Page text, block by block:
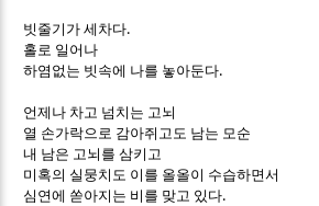
빗줄기가 세차다.
홀로 일어나
하염없는 빗속에 나를 놓아둔다.
언제나 차고 넘치는 고뇌
열 손가락으로 감아쥐고도 남는 모순
내 남은 고뇌를 삼키고
미혹의 실뭉치도 이를 올올이 수습하면서
심연에 쏟아지는 비를 맞고 있다.
Sketchbook5, 스케치북5
Sketchbook5, 스케치북5